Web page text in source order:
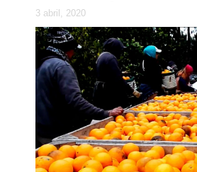
3 abril, 2020